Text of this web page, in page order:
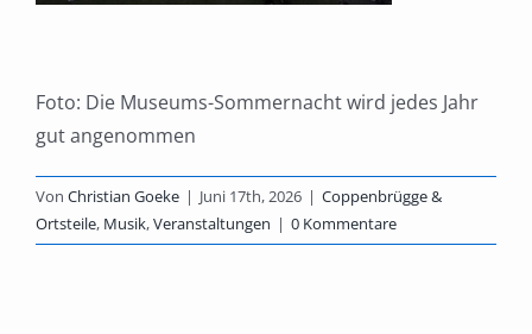
Foto: Die Museums-Sommernacht wird jedes Jahr
gut angenommen
Von Christian Goeke | Juni 17th, 2026 | Coppenbrügge &
Ortsteile, Musik,Veranstaltungen | 0 Kommentare